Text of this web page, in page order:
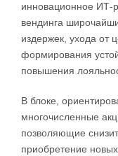
инновационное ИТ-
вендинга
издержек, ухода от
формирования
повышения
В блоке,
многочисленные
позволяющие
приобретение